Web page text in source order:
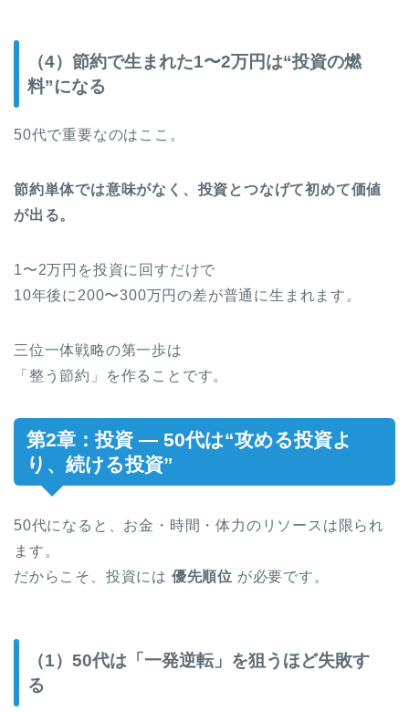
（4）節約で生まれた1〜2万円は“投資の燃
料”になる
50代で重要なのはここ。
節約単体では意味がなく、投資とつなげて初めて価値
が出る。
1〜2万円を投資に回すだけで
10年後に200〜300万円の差が普通に生まれます。
三位一体戦略の第一歩は
「整う節約」を作ることです。
第2章：投資 ― 50代は“攻める投資よ
り、続ける投資”
50代になると、お金・時間・体力のリソースは限られ
ます。
だからこそ、投資には 優先順位 が必要です。
（1）50代は「一発逆転」を狙うほど失敗す
る